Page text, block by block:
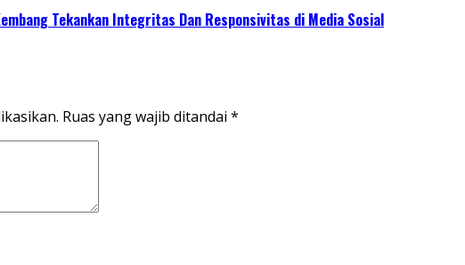
Tekankan Integritas Dan Responsivitas di Media Sosial
Ruas yang wajib ditandai *